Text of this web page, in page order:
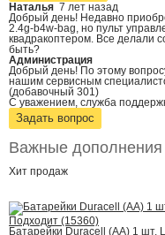
Наталья 7 лет назад
Добрый день! Недавно
2.4g-b4w-bag, но пульт
квадракоптером. Все делали
быть?
Администрация
Добрый день! По этому
нашим сервисным
(добавочный 301)
С уважением, служба
Задать вопрос
Важные дополнения
Хит продаж
Подходит (15360)
Батарейки Duracell (АА) 1 шт.